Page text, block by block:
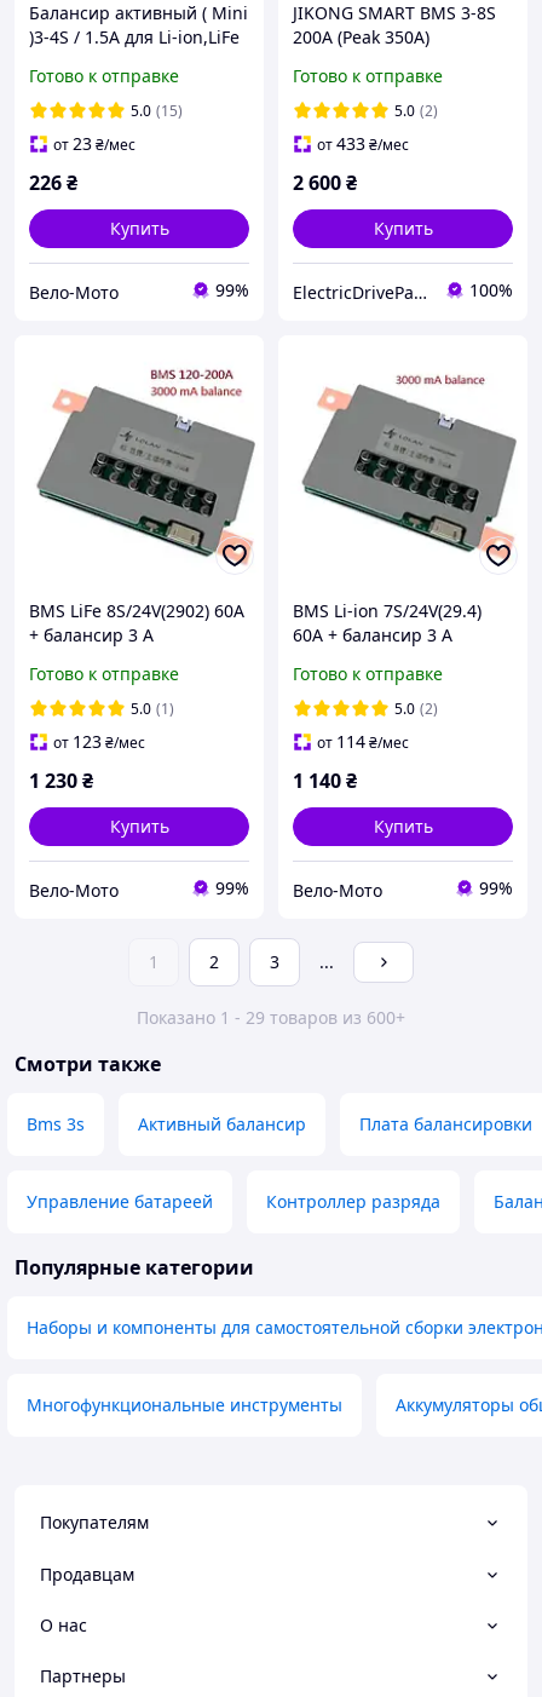
Балансир активный ( Mini
)3-4S / 1.5A для Li-ion,LiFe
Готово к отправке
5.0 (15)
от23₴/мес
226₴
Купить
Вело-Мото 99%
JIKONG SMART BMS 3-8S
200A (Peak 350A)
(JK-B2A8S20P)
Готово к отправке
5.0 (2)
от433₴/мес
2 600₴
Купить
ElectricDriveParts 100%
BMS LiFe 8S/24V(2902) 60A
+ балансир 3 А
Готово к отправке
5.0 (1)
от 123₴/мес
1 230₴
Купить
Вело-Мото 99%
BMS Li-ion 7S/24V(29.4)
60A + балансир 3 А
Готово к отправке
5.0 (2)
от 114₴/мес
1 140₴
Купить
Вело-Мото 99%
1 2 3 ...
Показано 1 - 29 товаров из 600+
Смотри также
Bms 3s Активный балансир Плата балансировки
Управление батареей Контроллер разряда
Популярные категории
Наборы и компоненты для самостоятельной сборки
Многофункциональные инструменты Аккумуляторы
Покупателям
Продавцам
О нас
Партнеры